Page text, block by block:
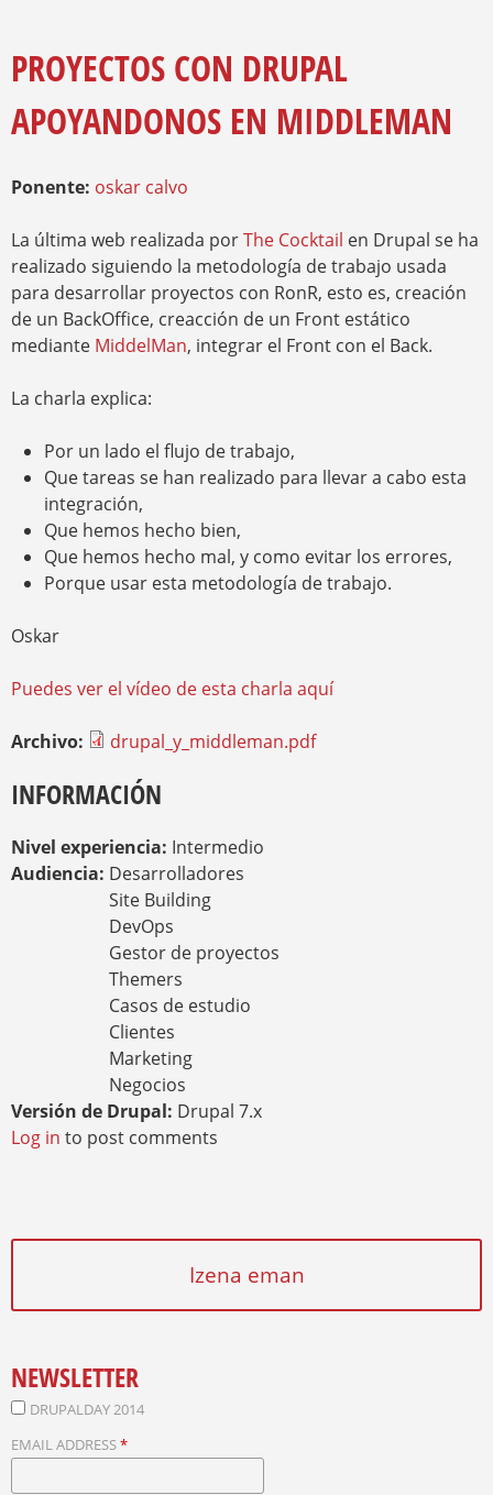
I
A
E
N
A
U
E
PROYECTOS CON DRUPAL
APOYANDONOS EN MIDDLEMAN
Ponente: oskar calvo
La última web realizada porThe Cocktail en Drupal se ha
realizado siguiendo la metodología de trabajo usada
para desarrollar proyectos con RonR, esto es, creación
de un BackOffice, creacción de un Front estático
mediante MiddelMan, integrar el Front con el Back.
La charla explica:
Por un lado el flujo de trabajo,
Que tareas se han realizado para llevar a cabo esta
integración,
Que hemos hecho bien,
Que hemos hecho mal, y como evitar los errores,
Porque usar esta metodología de trabajo.
Oskar
Puedes ver el vídeo de esta charla aquí
Archivo: drupal_y_middleman.pdf
INFORMACIÓN
Nivel experiencia: Intermedio
Audiencia: Desarrolladores
Site Building
DevOps
Gestor de proyectos
Themers
Casos de estudio
Clientes
Marketing
Negocios
Versión de Drupal: Drupal 7.x
Log in to post comments
Izena eman
NEWSLETTER
DRUPALDAY 2014
EMAIL ADDRESS*